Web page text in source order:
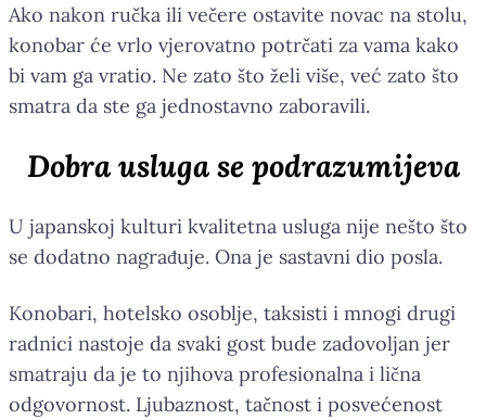
Ako nakon ručka ili večere ostavite novac na stolu,
konobar će vrlo vjerovatno potrčati za vama kako
bi vam ga vratio. Ne zato što želi više, već zato što
smatra da ste ga jednostavno zaboravili.
Dobra usluga se podrazumijeva
U japanskoj kulturi kvalitetna usluga nije nešto što
se dodatno nagrađuje. Ona je sastavni dio posla.
Konobari, hotelsko osoblje, taksisti i mnogi drugi
radnici nastoje da svaki gost bude zadovoljan jer
smatraju da je to njihova profesionalna i lična
odgovornost. Ljubaznost, tačnost i posvećenost